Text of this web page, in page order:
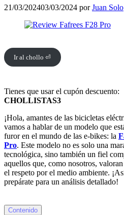
21/03/202403/03/2024 porJuan Solo
Ir al chollo ⏎
Tienes que usar el cupón descuento:
CHOLLISTAS3
¡Hola, amantes de las bicicletas
vamos a hablar de un modelo que
furor en el mundo de las e-bikes: la
Pro. Este modelo no es solo una
tecnológica, sino también un fiel
aquellos que, como nosotros,
el respeto por el medio ambiente.
prepárate para un análisis detallado!
Contenido